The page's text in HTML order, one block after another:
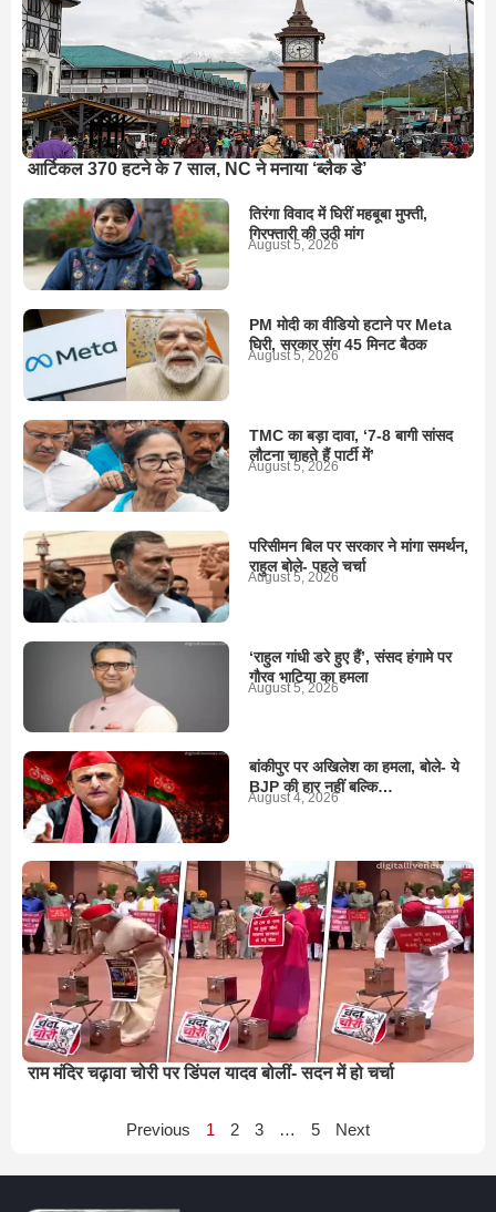
आर्टिकल 370 हटने के 7 साल, NC ने मनाया ‘ब्लैक डे’
तिरंगा विवाद में घिरीं महबूबा मुफ्ती,
गिरफ्तारी की उठी मांग
August 5, 2026
PM मोदी का वीडियो हटाने पर Meta
घिरी, सरकार संग 45 मिनट बैठक
August 5, 2026
TMC का बड़ा दावा, ‘7-8 बागी सांसद
लौटना चाहते हैं पार्टी में’
August 5, 2026
परिसीमन बिल पर सरकार ने मांगा समर्थन,
राहुल बोले- पहले चर्चा
August 5, 2026
‘राहुल गांधी डरे हुए हैं’, संसद हंगामे पर
गौरव भाटिया का हमला
August 5, 2026
बांकीपुर पर अखिलेश का हमला, बोले- ये
BJP की हार नहीं बल्कि…
August 4, 2026
राम मंदिर चढ़ावा चोरी पर डिंपल यादव बोलीं- सदन में हो चर्चा
Previous 1 2 3 … 5 Next